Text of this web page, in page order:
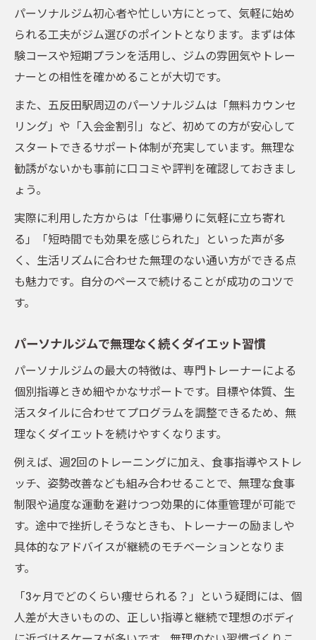
楽に痩せるためのパーソナルジム比較表
失敗しないジム選びのチェックポイント
ダイエット成功者のパーソナルジム利用術
低負荷で続けやすいトレーニング内容とは
自分に合うジムを見極める方法
五反田エリアで快適に痩せるための秘訣とは
五反田エリアパーソナルジム快適度比較
ストレスなく痩せるための工夫とコツ
五反田駅周辺で選ばれる理由を徹底分析
充実サポートで楽に痩せるポイント
パーソナルジム初心者や忙しい方にとって、気軽に始め
られる工夫がジム選びのポイントとなります。まずは体
験コースや短期プランを活用し、ジムの雰囲気やトレー
ナーとの相性を確かめることが大切です。
また、五反田駅周辺のパーソナルジムは「無料カウンセ
リング」や「入会金割引」など、初めての方が安心して
スタートできるサポート体制が充実しています。無理な
勧誘がないかも事前に口コミや評判を確認しておきまし
ょう。
実際に利用した方からは「仕事帰りに気軽に立ち寄れ
る」「短時間でも効果を感じられた」といった声が多
く、生活リズムに合わせた無理のない通い方ができる点
も魅力です。自分のペースで続けることが成功のコツで
す。
パーソナルジムで無理なく続くダイエット習慣
パーソナルジムの最大の特徴は、専門トレーナーによる
個別指導ときめ細やかなサポートです。目標や体質、生
活スタイルに合わせてプログラムを調整できるため、無
理なくダイエットを続けやすくなります。
例えば、週2回のトレーニングに加え、食事指導やストレ
ッチ、姿勢改善なども組み合わせることで、無理な食事
制限や過度な運動を避けつつ効果的に体重管理が可能で
す。途中で挫折しそうなときも、トレーナーの励ましや
具体的なアドバイスが継続のモチベーションとなりま
す。
「3ヶ月でどのくらい痩せられる？」という疑問には、個
人差が大きいものの、正しい指導と継続で理想のボディ